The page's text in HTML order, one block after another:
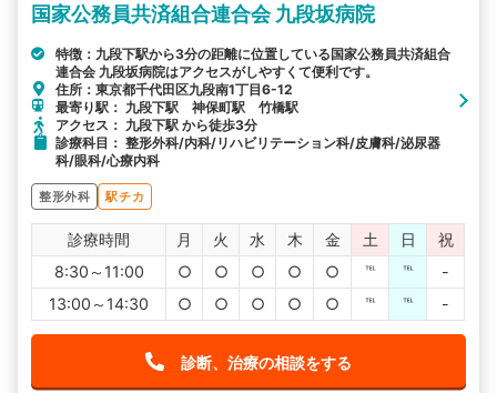
国家公務員共済組合連合会 九段坂病院
特徴：九段下駅から3分の距離に位置している国家公務員共済組合
連合会 九段坂病院はアクセスがしやすくて便利です。
住所：東京都千代田区九段南1丁目6-12
最寄り駅： 九段下駅 神保町駅 竹橋駅
アクセス： 九段下駅 から徒歩3分
診療科目： 整形外科/内科/リハビリテーション科/皮膚科/泌尿器
科/眼科/心療内科
整形外科 駅チカ
診療時間 月 火 水 木 金 土 日
祝
8:30～11:00
○ ○ ○ ○ ○ ℡ ℡
-
13:00～14:30
○ ○ ○ ○ ○ ℡ ℡ -
診断、治療の相談をする